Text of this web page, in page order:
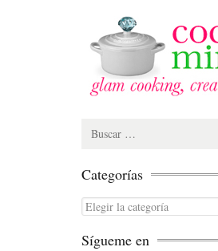
Search
Categorías
Categorías
Sígueme en